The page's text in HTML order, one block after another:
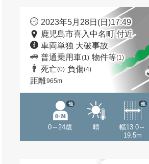
2023年5月28日(日)17:49
鹿児島市喜入中名町 付近
車両単独 大破事故
普通乗用車(1) 物件等(1)
死亡(0) 負傷(4)
距離965m
0～24歳
他
晴
幅13.0～
19.5m
他